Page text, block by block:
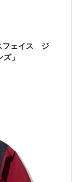
フェイス ジ
」